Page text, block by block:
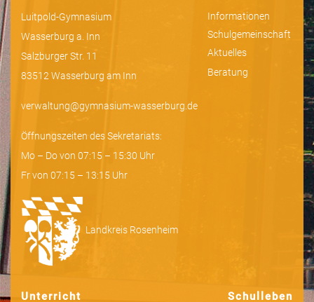
Luitpold-Gymnasium
Wasserburg a. Inn
Salzburger Str. 11
83512 Wasserburg am Inn
verwaltung@gymnasium-wasserburg.de
Öffnungszeiten des Sekretariats:
Mo – Do von 07:15 – 15:30 Uhr
Fr von 07:15 – 13:15 Uhr
Landkreis Rosenheim
Informationen
Schulgemeinschaft
Aktuelles
Beratung
Unterricht Schulleben